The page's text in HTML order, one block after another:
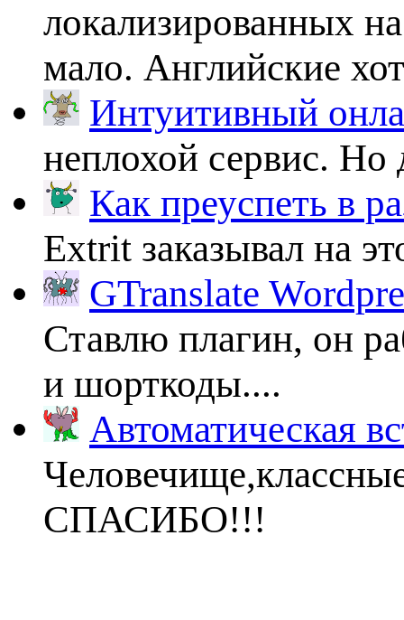
локализированных
мало. Английские
Интуитивный
неплохой сервис.
Как преуспеть в
Extrit заказывал на
GTranslate
Ставлю плагин, он
и шорткоды....
Автоматическая
СПАСИБО!!!